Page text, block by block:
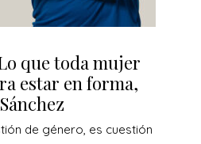
que toda mujer
estar en forma,
de género, es cuestión